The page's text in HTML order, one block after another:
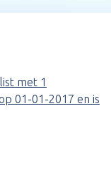
met 1
01-01-2017 en is